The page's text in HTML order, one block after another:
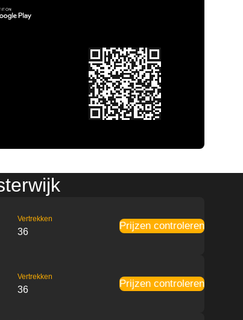
Vertrekken
36
Prijzen controleren
Vertrekken
36
Prijzen controleren